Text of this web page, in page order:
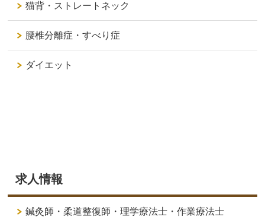
猫背・ストレートネック
腰椎分離症・すべり症
ダイエット
求人情報
鍼灸師・柔道整復師・理学療法士・作業療法士